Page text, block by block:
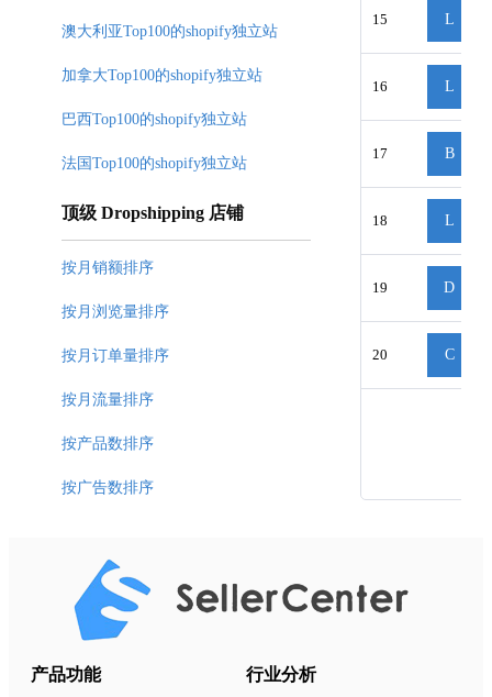
15 L
16 L
17 B
18 L
19 D
20 C
澳大利亚Top100的shopify独立站
加拿大Top100的shopify独立站
巴西Top100的shopify独立站
法国Top100的shopify独立站
顶级 Dropshipping 店铺
按月销额排序
按月浏览量排序
按月订单量排序
按月流量排序
按产品数排序
按广告数排序
产品功能
行业分析